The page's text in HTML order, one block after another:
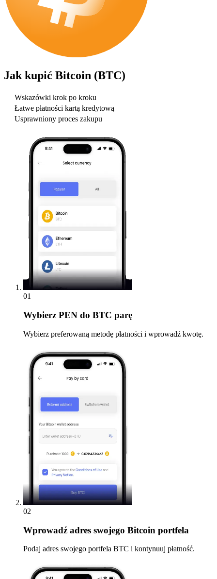
Jak kupić Bitcoin (BTC)
Wskazówki krok po kroku
Łatwe płatności kartą kredytową
Usprawniony proces zakupu
01
Wybierz PEN do BTC parę
Wybierz preferowaną metodę płatności i wprowadź kwotę.
02
Wprowadź adres swojego Bitcoin portfela
Podaj adres swojego portfela BTC i kontynuuj płatność.